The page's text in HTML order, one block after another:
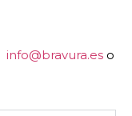
info@bravura.es o